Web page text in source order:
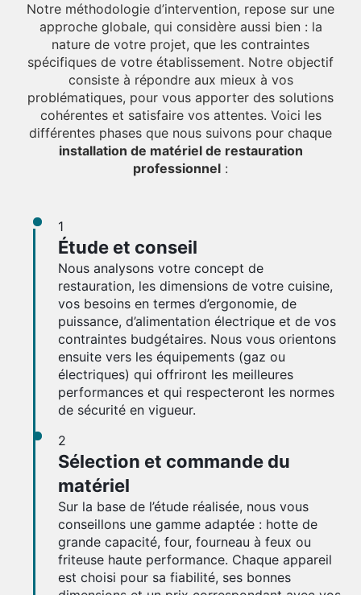
Notre méthodologie d’intervention, repose sur une
approche globale, qui considère aussi bien : la
nature de votre projet, que les contraintes
spécifiques de votre établissement. Notre objectif
consiste à répondre aux mieux à vos
problématiques, pour vous apporter des solutions
cohérentes et satisfaire vos attentes. Voici les
différentes phases que nous suivons pour chaque
installation de matériel de restauration
professionnel :
1
Étude et conseil
Nous analysons votre concept de
restauration, les dimensions de votre cuisine,
vos besoins en termes d’ergonomie, de
puissance, d’alimentation électrique et de vos
contraintes budgétaires. Nous vous orientons
ensuite vers les équipements (gaz ou
électriques) qui offriront les meilleures
performances et qui respecteront les normes
de sécurité en vigueur.
2
Sélection et commande du
matériel
Sur la base de l’étude réalisée, nous vous
conseillons une gamme adaptée : hotte de
grande capacité, four, fourneau à feux ou
friteuse haute performance. Chaque appareil
est choisi pour sa fiabilité, ses bonnes